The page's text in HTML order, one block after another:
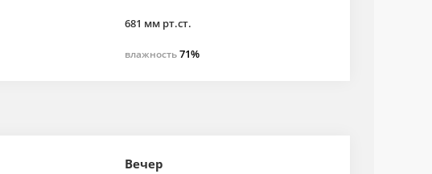
681 мм рт.ст.
влажность71%
Вечер